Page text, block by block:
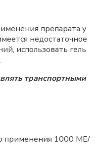
препарата у
недостаточное
использовать гель
транспортными
применения 1000 МЕ/